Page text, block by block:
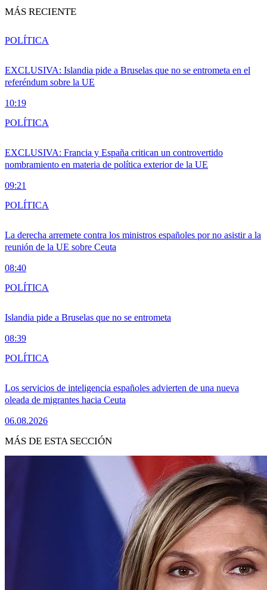
MÁS RECIENTE
EXCLUSIVA: Islandia pide a Bruselas que no se entrometa en el
referéndum sobre la UE
10:19
POLÍTICA
EXCLUSIVA: Francia y España critican un controvertido
nombramiento en materia de política exterior de la UE
09:21
POLÍTICA
La derecha arremete contra los ministros españoles por no asistir a la
reunión de la UE sobre Ceuta
08:40
POLÍTICA
Islandia pide a Bruselas que no se entrometa
08:39
POLÍTICA
Los servicios de inteligencia españoles advierten de una nueva
oleada de migrantes hacia Ceuta
06.08.2026
POLÍTICA
MÁS DE ESTA SECCIÓN